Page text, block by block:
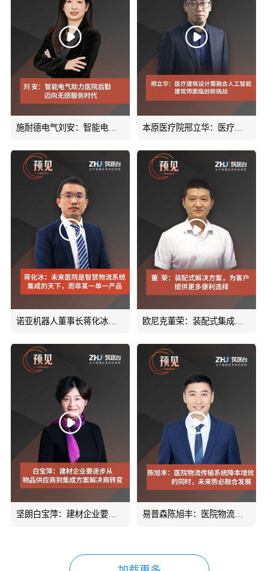
施耐德电气刘安：智能电气助力医院后勤迈向无感服务时代#双碳#智能电气#预见#筑医台 本原医疗院邢立华：医疗建筑设计需融合人工智能，建筑师面临创新挑战#ChatGPT#设计趋势#人工智能
诺亚机器人董事长蒋化冰：未来医院是智慧物流系统集成的天下，而非某一单一产品#预见#筑医台 欧尼克董荣：装配式集成是未来发展的必然趋势#预见#筑医台
坚朗白宝萍：建材企业要逐步从物品供应商到集成方案解决商转变#五金建材 #低碳节能 #美好医院 #病房 易普森陈旭丰：医院物流传输系统帮助医院降本增效的同时，未来势必融合发展#AMR全院物流解决方案#医院